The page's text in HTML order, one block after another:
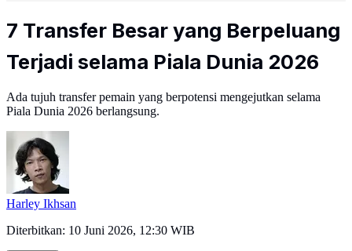
7 Transfer Besar yang Berpeluang
Terjadi selama Piala Dunia 2026
Ada tujuh transfer pemain yang berpotensi mengejutkan selama
Piala Dunia 2026 berlangsung.
Harley Ikhsan
Diterbitkan: 10 Juni 2026, 12:30 WIB